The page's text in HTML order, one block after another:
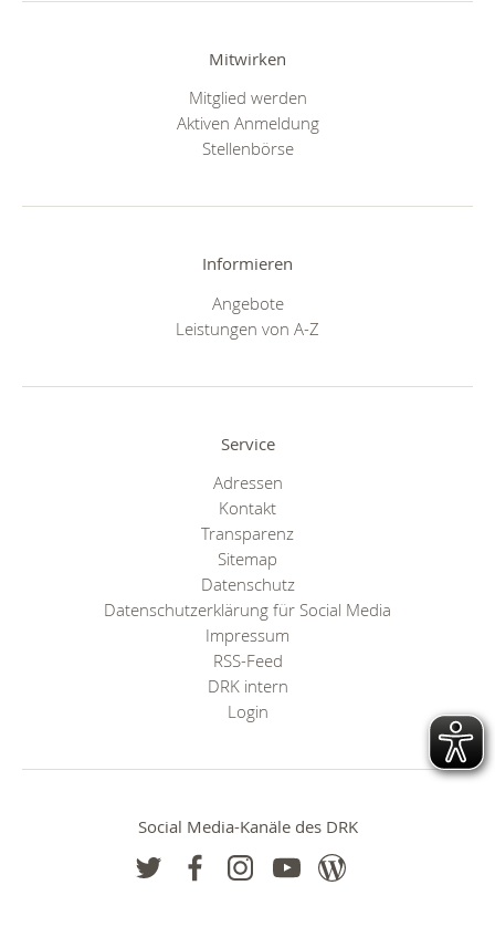
Mitwirken
Mitglied werden
Aktiven Anmeldung
Stellenbörse
Informieren
Angebote
Leistungen von A-Z
Service
Adressen
Kontakt
Transparenz
Sitemap
Datenschutz
Datenschutzerklärung für Social Media
Impressum
RSS-Feed
DRK intern
Login
Social Media-Kanäle des DRK